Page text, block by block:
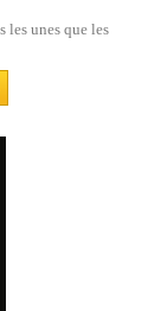
les unes que les